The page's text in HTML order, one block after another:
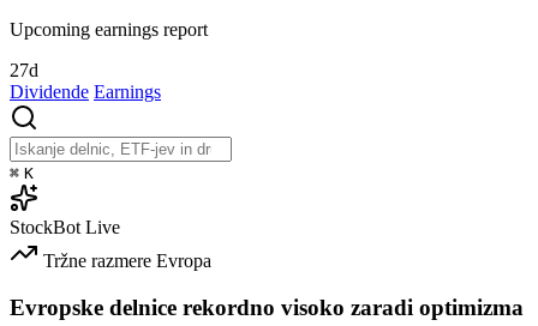
Upcoming earnings report
27d
Dividende Earnings
⌘ K
StockBot Live
Tržne razmere Evropa
Evropske delnice rekordno visoko zaradi optimizma